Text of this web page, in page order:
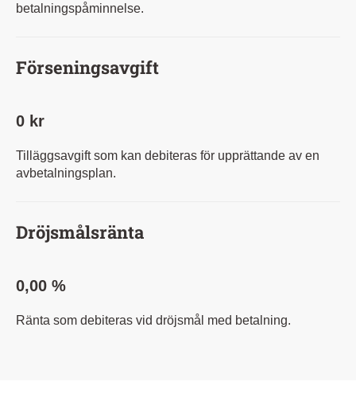
betalningspåminnelse.
Förseningsavgift
0 kr
Tilläggsavgift som kan debiteras för upprättande av en
avbetalningsplan.
Dröjsmålsränta
0,00 %
Ränta som debiteras vid dröjsmål med betalning.